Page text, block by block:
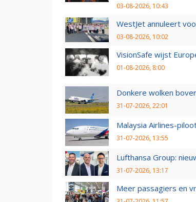
03-08-2026, 10:43
WestJet annuleert
03-08-2026, 10:02
VisionSafe wijst
01-08-2026, 8:00
Donkere wolken
31-07-2026, 22:01
Malaysia Airlines-
31-07-2026, 13:55
Lufthansa Group:
31-07-2026, 13:17
Meer passagiers en